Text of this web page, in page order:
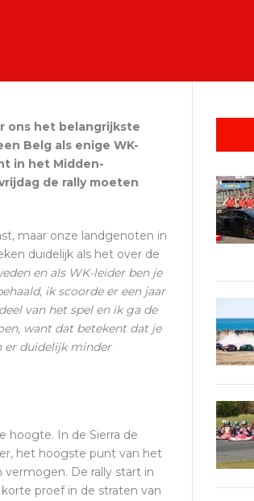
ons het belangrijkste
Belg als enige WK-
in het Midden-
de rally moeten
maar onze landgenoten in
duidelijk als het over de
en als WK-leider ben je
ik scoorde er een jaar
van het spel en ik ga de
want dat betekent dat je
er duidelijk minder
hoogte. In de Sierra de
het hoogste punt van het
De rally start in
proef in de straten van